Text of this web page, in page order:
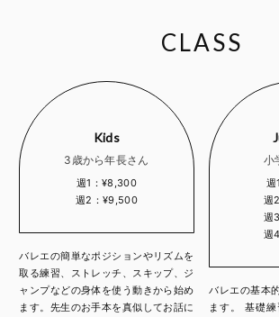
CLASS
Kids
3歳から年長さん
週1：¥8,300
週2：¥9,500
バレエの簡単なポジションやリズムを
取る練習、ストレッチ、スキップ、ジ
ャンプなどの身体を使う動きから始め
ます。先生のお手本を真似してお話に
小
週
週
週
バレエの基本
ます。 基礎練